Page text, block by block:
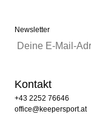
Newsletter
Kontakt
+43 2252 76646
office@keepersport.at